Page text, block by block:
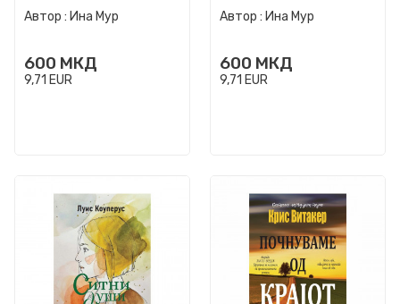
Автор : Ина Мур
600 МКД
9,71 EUR
Автор : Ина Мур
600 МКД
9,71 EUR